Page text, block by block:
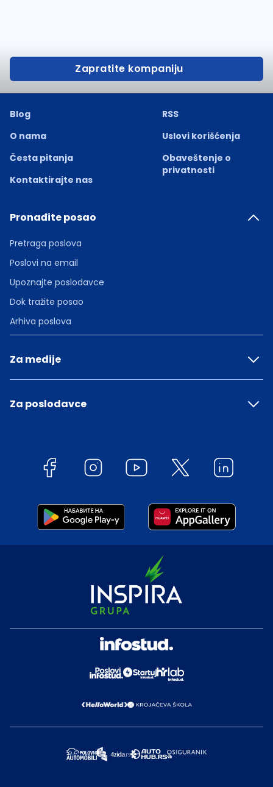
Zapratite kompaniju
Blog
O nama
Česta pitanja
Kontaktirajte nas
RSS
Uslovi korišćenja
Obaveštenje o
privatnosti
Pronađite posao
Pretraga poslova
Poslovi na email
Upoznajte poslodavce
Dok tražite posao
Arhiva poslova
Za medije
Za poslodavce